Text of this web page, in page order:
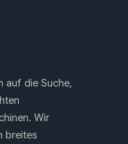
auf die Suche,
Wir
breites